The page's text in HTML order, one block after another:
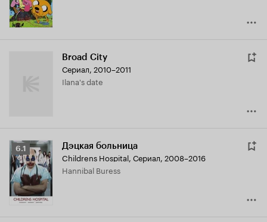
Broad City
Сериал, 2010–2011
Ilana's date
Рейтинг
Кинопоиска
6.1
6.1 Дэцкая больница
Childrens Hospital, Сериал, 2008–2016
Hannibal Buress